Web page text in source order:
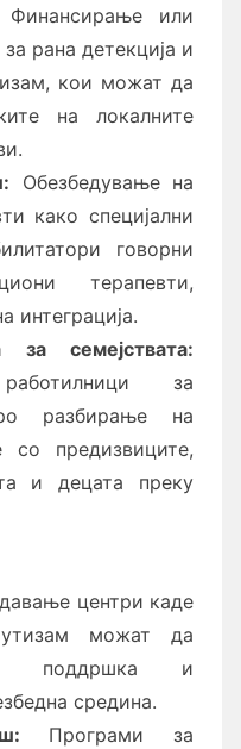
Финансирање или
рана детекција и
кои можат да
на локалните
Обезбедување на
како специјални
говорни
терапевти,
интеграција.
за семејствата:
за
разбирање на
со предизвиците,
и децата преку
центри каде
можат да
поддршка и
средина.
Програми за